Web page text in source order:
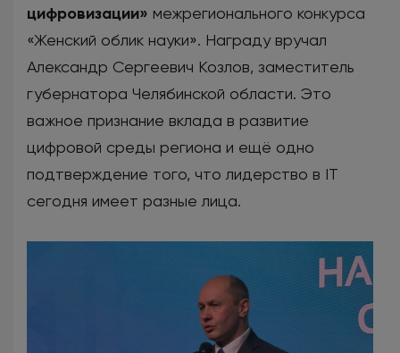
цифровизации» межрегионального конкурса
«Женский облик науки». Награду вручал
Александр Сергеевич Козлов, заместитель
губернатора Челябинской области. Это
важное признание вклада в развитие
цифровой среды региона и ещё одно
подтверждение того, что лидерство в IT
сегодня имеет разные лица.